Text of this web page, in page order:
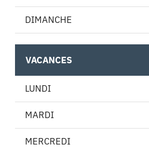
DIMANCHE
VACANCES
LUNDI
MARDI
MERCREDI